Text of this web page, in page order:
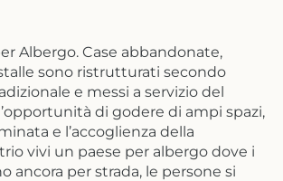
Albergo. Case abbandonate,
sono ristrutturati secondo
e messi a servizio del
di godere di ampi spazi,
e l’accoglienza della
vivi un paese per albergo dove i
ancora per strada, le persone si